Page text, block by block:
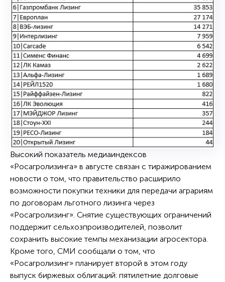
Высокий показатель медиаиндексов
«Росагролизинга» в августе связан с тиражированием
новости о том, что правительство расширило
возможности покупки техники для передачи аграриям
по договорам льготного лизинга через
«Росагролизинг». Снятие существующих ограничений
поддержит сельхозпроизводителей, позволит
сохранить высокие темпы механизации агросектора.
Кроме того, СМИ сообщали о том, что
«Росагролизинг» планирует второй в этом году
выпуск биржевых облигаций: пятилетние долговые